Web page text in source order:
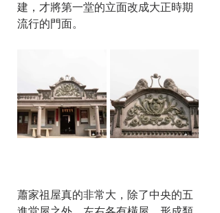
建，才將第一堂的立面改成大正時期
流行的門面。
蕭家祖屋真的非常大，除了中央的五